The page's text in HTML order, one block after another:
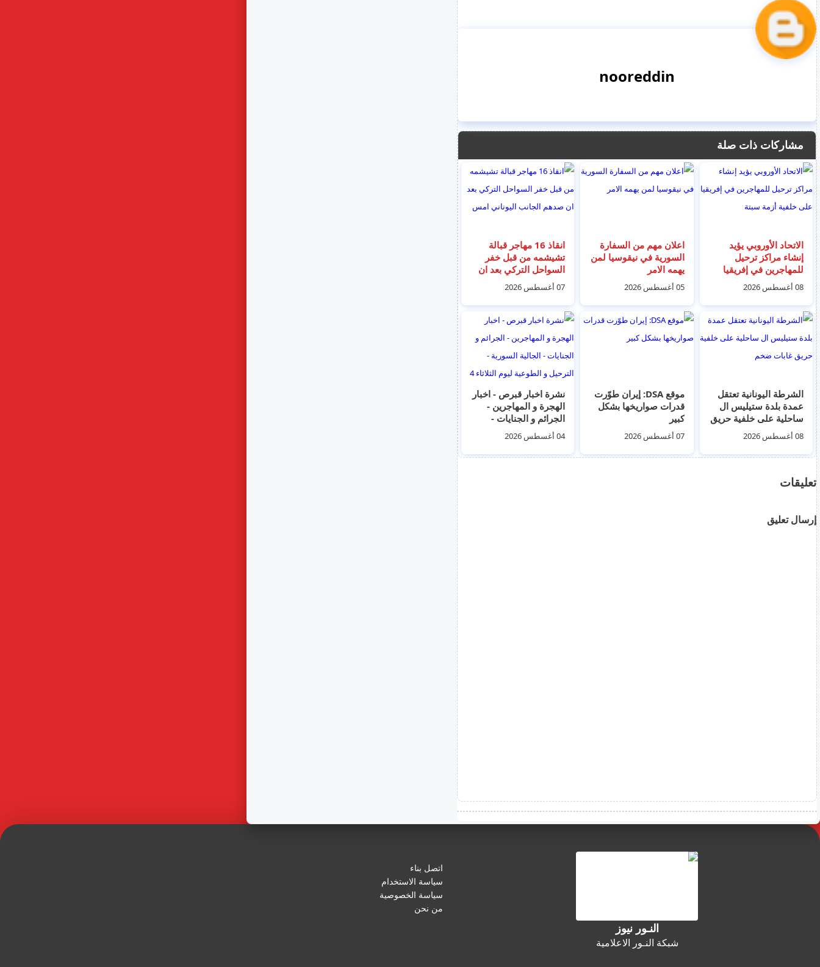
nooreddin
مشاركات ذات صلة
الاتحاد الأوروبي يؤيد
إنشاء مراكز ترحيل
للمهاجرين في إفريقيا
على خلفية أزمة سبتة08 أغسطس 2026
اعلان مهم من السفارة
السورية في نيقوسيا لمن
يهمه الامر
05 أغسطس 2026
انقاذ 16 مهاجر قبالة
تشيشمه من قبل خفر
السواحل التركي بعد ان
صدهم الجانب اليوناني
امس
07 أغسطس 2026
الشرطة اليونانية تعتقل
عمدة بلدة ستيليس ال
ساحلية على خلفية حريق
غابات ضخم08 أغسطس 2026
موقع DSA: إيران طوّرت
قدرات صواريخها بشكل
كبير
07 أغسطس 2026
نشرة اخبار قبرص - اخبار
الهجرة و المهاجرين -
الجرائم و الجنايات -
الجالية السورية - الترحيل
اب 2026
04 أغسطس 2026
تعليقات
إرسال تعليق
النـور نيوز
شبكة النـور الاعلامية
اتصل بناء
سياسة الاستخدام
سياسة الخصوصية
من نحن